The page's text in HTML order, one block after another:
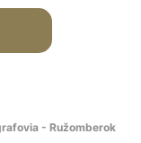
- Ružomberok